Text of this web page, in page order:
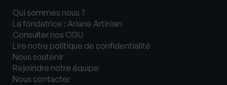
Qui sommes nous ?
La fondatrice : Ariane Artinian
Consulter nos CGU
Lire notre politique de confidentialité
Nous soutenir
Rejoindre notre équipe
Nous contacter